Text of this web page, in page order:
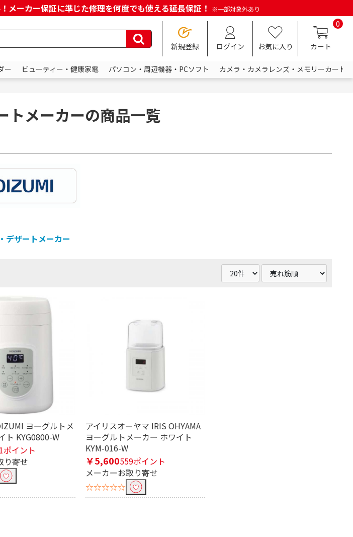
ーカー保証に準じた修理を何度でも使える延長保証！ ※一部対象外あり
新規登録 ログイン お気に入り
0
カート
ー ビューティー・健康家電 パソコン・周辺機器・PCソフト
カメラ・カメラレンズ・メモリーカード
トメーカーの商品一覧
デザートメーカー
ヨーグルトメ
ト KYG0800-W
ポイント
り寄せ
アイリスオーヤマ IRIS OHYAMA
ヨーグルトメーカー ホワイト
KYM-016-W
￥5,600559ポイント
メーカーお取り寄せ
☆☆☆☆☆
絞り込む
。